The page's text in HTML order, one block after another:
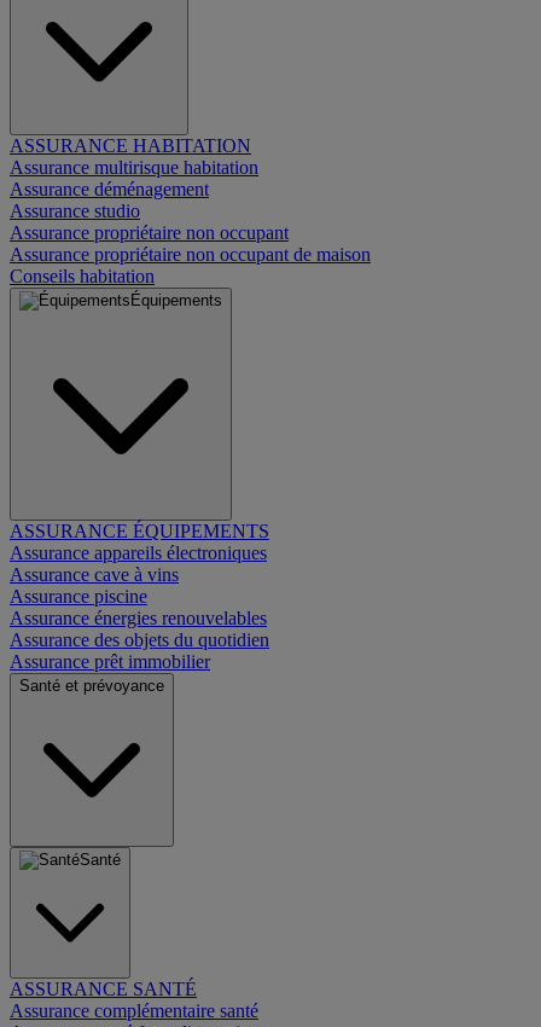
ASSURANCE HABITATION
Assurance multirisque habitation
Assurance déménagement
Assurance studio
Assurance propriétaire non occupant
Assurance propriétaire non occupant de maison
Conseils habitation
Équipements
ASSURANCE ÉQUIPEMENTS
Assurance appareils électroniques
Assurance cave à vins
Assurance piscine
Assurance énergies renouvelables
Assurance des objets du quotidien
Assurance prêt immobilier
Santé et prévoyance
Santé
ASSURANCE SANTÉ
Assurance complémentaire santé